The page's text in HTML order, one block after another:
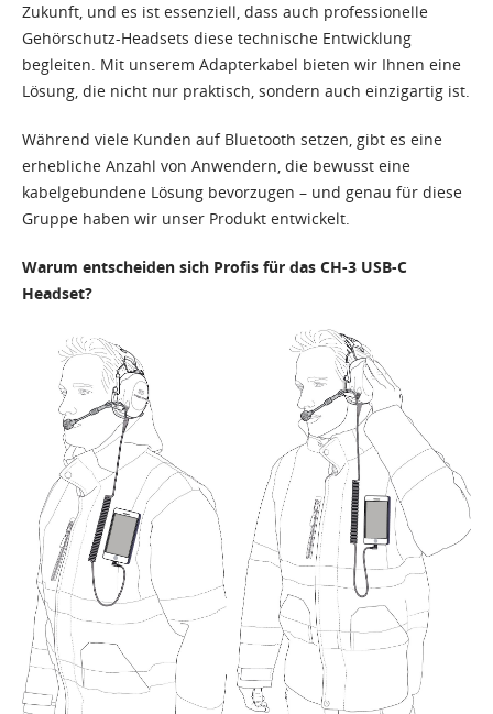
Zukunft, und es ist essenziell, dass auch professionelle
Gehörschutz-Headsets diese technische Entwicklung
begleiten. Mit unserem Adapterkabel bieten wir Ihnen eine
Lösung, die nicht nur praktisch, sondern auch einzigartig ist.
Während viele Kunden auf Bluetooth setzen, gibt es eine
erhebliche Anzahl von Anwendern, die bewusst eine
kabelgebundene Lösung bevorzugen – und genau für diese
Gruppe haben wir unser Produkt entwickelt.
Warum entscheiden sich Profis für das CH-3 USB-C
Headset?